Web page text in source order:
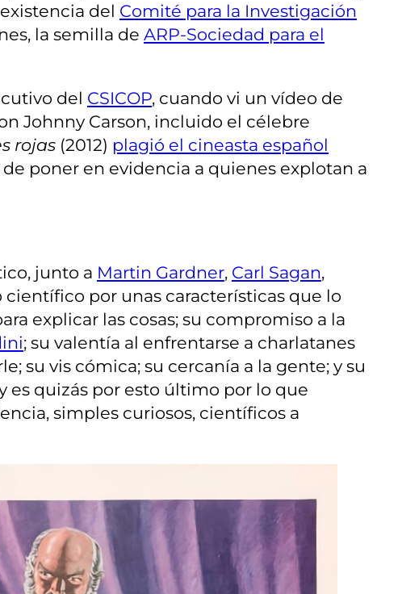
del Comité para la Investigación
la semilla de ARP-Sociedad para el
del CSICOP, cuando vi un vídeo de
Johnny Carson, incluido el célebre
rojas (2012) plagió el cineasta español
poner en evidencia a quienes explotan a
junto a Martin Gardner, Carl Sagan,
científico por unas características que lo
explicar las cosas; su compromiso a la
; su valentía al enfrentarse a charlatanes
su vis cómica; su cercanía a la gente; y su
es quizás por esto último por lo que
simples curiosos, científicos a